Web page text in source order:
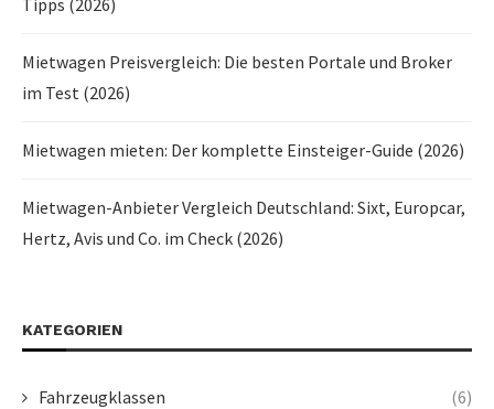
Tipps (2026)
Mietwagen Preisvergleich: Die besten Portale und Broker
im Test (2026)
Mietwagen mieten: Der komplette Einsteiger-Guide (2026)
Mietwagen-Anbieter Vergleich Deutschland: Sixt, Europcar,
Hertz, Avis und Co. im Check (2026)
KATEGORIEN
Fahrzeugklassen (6)